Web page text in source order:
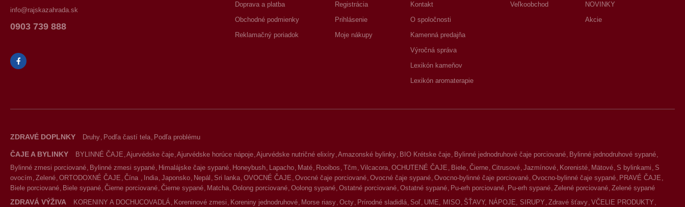
info@rajskazahrada.sk
0903 739 888
Doprava a platba
Obchodné podmienky
Reklamačný poriadok
Registrácia
Prihlásenie
Moje nákupy
Kontakt
O spoločnosti
Kamenná predajňa
Výročná správa
Lexikón kameňov
Lexikón aromaterapie
Veľkoobchod
NOVINKY
Akcie
ZDRAVÉ DOPLNKY Druhy Podľa častí tela Podľa problému
ČAJE A BYLINKY BYLINNÉ ČAJE Ajurvédske čaje Ajurvédske horúce nápoje Ajurvédske nutričné elixíry Amazonské bylinky BIO Krétske čaje Bylinné jednodruhové čaje porciované Bylinné jednodruhové sypané
Bylinné zmesi porciované Bylinné zmesi sypané Himalájske čaje sypané Honeybush Lapacho Maté Rooibos Tčm Vilcacora OCHUTENÉ ČAJE Biele Čierne Citrusové Jazmínové Korenisté Mätové S bylinkami S
ovocím Zelené ORTODOXNÉ ČAJE Čína India Japonsko Nepál Sri lanka OVOCNÉ ČAJE Ovocné čaje porciované Ovocné čaje sypané Ovocno-bylinné čaje porciované Ovocno-bylinné čaje sypané PRAVÉ ČAJE
Biele porciované Biele sypané Čierne porciované Čierne sypané Matcha Oolong porciované Oolong sypané Ostatné porciované Ostatné sypané Pu-erh porciované Pu-erh sypané Zelené porciované Zelené sypané
ZDRAVÁ VÝŽIVA KORENINY A DOCHUCOVADLÁ Koreninové zmesi Koreniny jednodruhové Morse riasy Octy Prírodné sladidlá Soľ UME, MISO ŠŤAVY, NÁPOJE, SIRUPY Zdravé šťavy VČELIE PRODUKTY